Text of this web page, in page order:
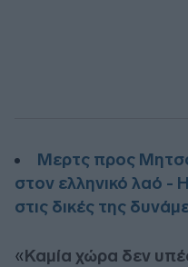
Μερτς προς
στον ελληνικό λαό -
στις δικές της
«Καμία χώρα δεν